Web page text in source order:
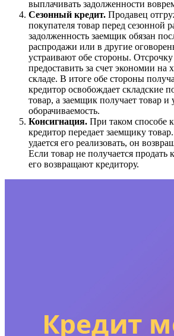
выплачивать задолженности
Сезонный кредит. Продавец
покупателя товар перед сезонной
задолженность заемщик обязан
распродажи или в другие
устраивают обе стороны.
предоставить за счет экономии на
складе. В итоге обе стороны
кредитор освобождает складские
товар, а заемщик получает товар и
оборачиваемость.
Консигнация. При таком способе
кредитор передает заемщику
удается его реализовать, он
Если товар не получается продать
его возвращают кредитору.